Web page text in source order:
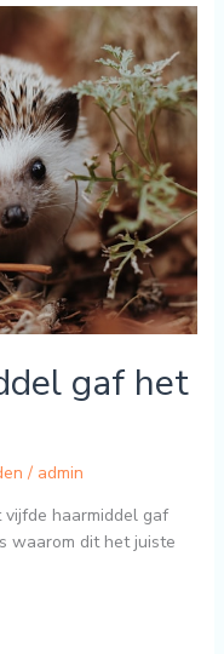
gaf het
/ admin
haarmiddel gaf
waarom dit het juiste